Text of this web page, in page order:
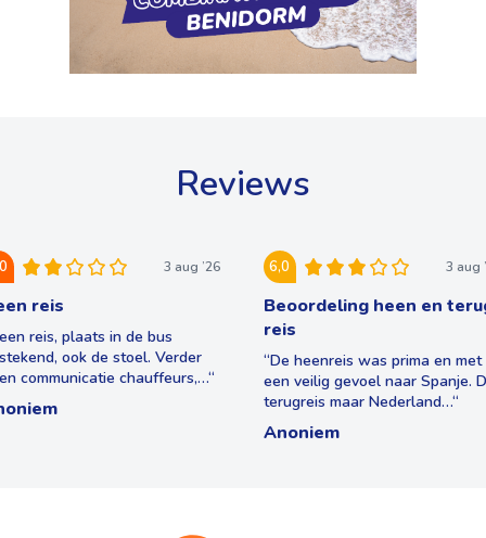
Reviews
3 aug ’26
reis, plaats in de bus
ook de stoel. Verder
communicatie chauffeurs,…“
reis
6,0 3 aug
Anoniem
“De heenreis was prima en met
een veilig gevoel naar Spanje.
terugreis maar Nederland…“
Beoordeling heen en
reis